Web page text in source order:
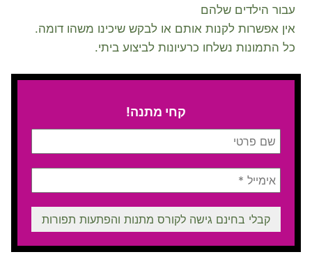
עבור הילדים שלהם
אין אפשרות לקנות אותם או לבקש שיכינו משהו דומה.
כל התמונות נשלחו כרעיונות לביצוע ביתי.
קחי מתנה!